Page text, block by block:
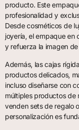
producto. Este
profesionalidad y
Desde cosméticos de
joyería, el empaque en
y refuerza la imagen
Además, las cajas
productos delicados,
incluso diseñarse con
múltiples productos de
venden sets de regalo
personalización es